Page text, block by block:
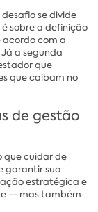
se divide
sobre a definição
acordo com a
a segunda
que
que caibam no
de gestão
que cuidar de
garantir sua
estratégica e
— mas também